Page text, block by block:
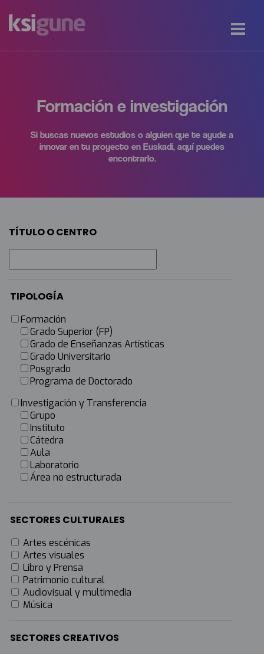
Formación e investigación
Si buscas nuevos estudios o alguien que te ayude a
innovar en tu proyecto en Euskadi, aquí puedes
encontrarlo.
TÍTULO O CENTRO
TIPOLOGÍA
Formación
Grado Superior (FP)
Grado de Enseñanzas Artísticas
Grado Universitario
Posgrado
Programa de Doctorado
Investigación y Transferencia
Grupo
Instituto
Cátedra
Aula
Laboratorio
Área no estructurada
SECTORES CULTURALES
Artes escénicas
Artes visuales
Libro y Prensa
Patrimonio cultural
Audiovisual y multimedia
Música
SECTORES CREATIVOS